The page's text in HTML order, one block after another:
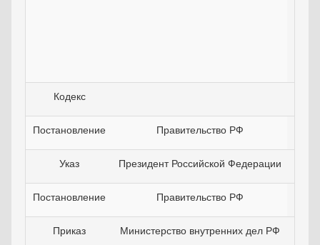
Кодекс
Постановление Правительство РФ
Указ Президент Российской Федерации
Постановление Правительство РФ
Приказ Министерство внутренних дел РФ